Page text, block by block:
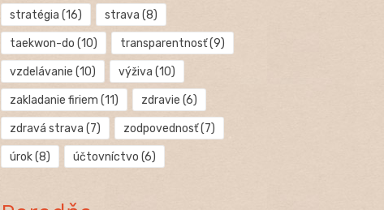
stratégia (16) strava (8)
taekwon-do (10) transparentnosť(9)
vzdelávanie (10) výživa (10)
zakladanie firiem (11) zdravie (6)
zdravá strava (7) zodpovednosť(7)
úrok(8) účtovníctvo (6)